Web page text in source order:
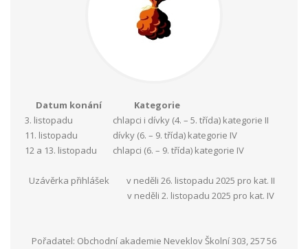
Datum konání
Kategorie
3. listopadu
chlapci i dívky (4. – 5. třída) kategorie II
11. listopadu
dívky (6. – 9. třída) kategorie IV
12 a 13. listopadu
chlapci (6. – 9. třída) kategorie IV
Uzávěrka přihlášek
v neděli 26. listopadu 2025 pro kat. II
v neděli 2. listopadu 2025 pro kat. IV
Pořadatel: Obchodní akademie Neveklov Školní 303, 257 56